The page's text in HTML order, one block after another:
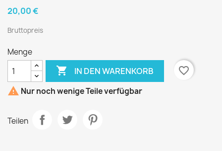
20,00 €
Bruttopreis
Menge
 IN DEN WARENKORB
favorite_border
 Nur noch wenige Teile verfügbar
Teilen